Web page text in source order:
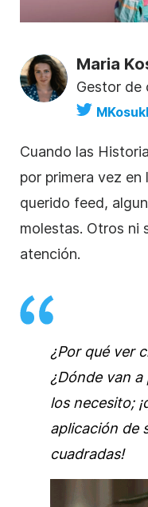
Maria
Gestor de
Cuando las
por primera vez
querido feed,
molestas. Otros ni
atención.
¿Por qué ver
¿Dónde van
los necesito;
aplicación de
cuadradas!